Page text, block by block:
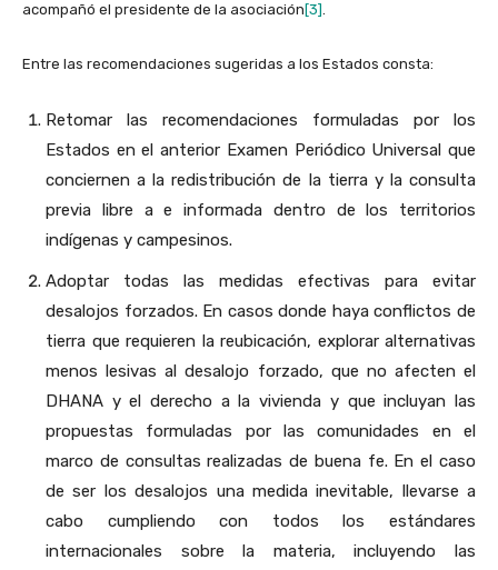
acompañó el presidente de la asociación[3].
Entre las recomendaciones sugeridas a los Estados consta:
Retomar las recomendaciones formuladas por los
Estados en el anterior Examen Periódico Universal que
conciernen a la redistribución de la tierra y la consulta
previa libre a e informada dentro de los territorios
indígenas y campesinos.
Adoptar todas las medidas efectivas para evitar
desalojos forzados. En casos donde haya conflictos de
tierra que requieren la reubicación, explorar alternativas
menos lesivas al desalojo forzado, que no afecten el
DHANA y el derecho a la vivienda y que incluyan las
propuestas formuladas por las comunidades en el
marco de consultas realizadas de buena fe. En el caso
de ser los desalojos una medida inevitable, llevarse a
cabo cumpliendo con todos los estándares
internacionales sobre la materia, incluyendo las